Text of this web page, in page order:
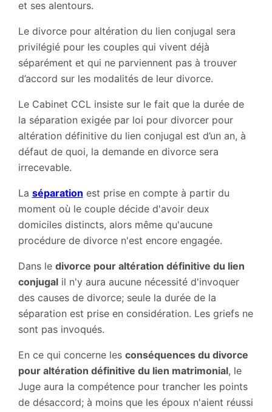
et ses alentours.
Le divorce pour altération du lien conjugal sera
privilégié pour les couples qui vivent déjà
séparément et qui ne parviennent pas à trouver
d’accord sur les modalités de leur divorce.
Le Cabinet CCL insiste sur le fait que la durée de
la séparation exigée par loi pour divorcer pour
altération définitive du lien conjugal est d’un an, à
défaut de quoi, la demande en divorce sera
irrecevable.
La séparation est prise en compte à partir du
moment où le couple décide d'avoir deux
domiciles distincts, alors même qu'aucune
procédure de divorce n'est encore engagée.
Dans le divorce pour altération définitive du lien
conjugalil n'y aura aucune nécessité d'invoquer
des causes de divorce; seule la durée de la
séparation est prise en considération. Les griefs ne
sont pas invoqués.
En ce qui concerne les conséquences du divorce
pour altération définitive du lien matrimonial, le
Juge aura la compétence pour trancher les points
de désaccord; à moins que les époux n'aient réussi